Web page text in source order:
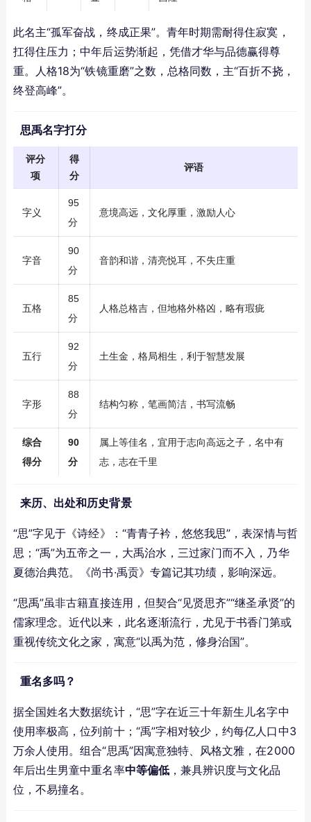
此名主“孤军奋战，终成正果”。青年时期需耐得住寂寞，
扛得住压力；中年后运势渐起，凭借才华与品德赢得尊
重。人格18为“铁镜重磨”之数，总格同数，主“百折不挠，
终登高峰”。
思禹名字打分
评分
项
得
分
评语
字义
95
分
意境高远，文化厚重，激励人心
字音
90
分
音韵和谐，清亮悦耳，不失庄重
五格
85
分
人格总格吉，但地格外格凶，略有瑕疵
五行
92
分
土生金，格局相生，利于智慧发展
字形
88
分
结构匀称，笔画简洁，书写流畅
综合
得分
90
分
属上等佳名，宜用于志向高远之子，名中有
志，志在千里
来历、出处和历史背景
“思”字见于《诗经》：“青青子衿，悠悠我思”，表深情与哲
思；“禹”为五帝之一，大禹治水，三过家门而不入，乃华
夏德治典范。《尚书·禹贡》专篇记其功绩，影响深远。
“思禹”虽非古籍直接连用，但契合“见贤思齐”“继圣承贤”的
儒家理念。近代以来，此名逐渐流行，尤见于书香门第或
重视传统文化之家，寓意“以禹为范，修身治国”。
重名多吗？
据全国姓名大数据统计，“思”字在近三十年新生儿名字中
使用率极高，位列前十；“禹”字相对较少，约每亿人口中3
万余人使用。组合“思禹”因寓意独特、风格文雅，在2000
年后出生男童中重名率中等偏低，兼具辨识度与文化品
位，不易撞名。